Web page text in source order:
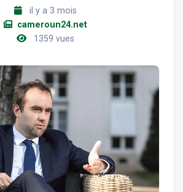
il y a 3 mois
cameroun24.net
1359 vues